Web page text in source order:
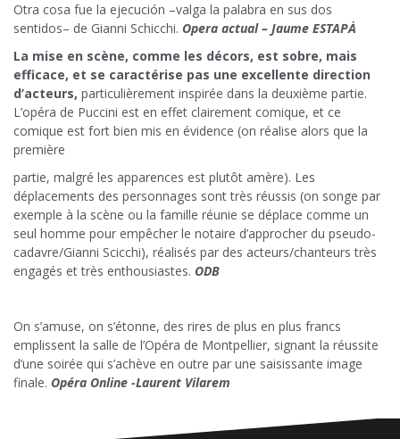
Otra cosa fue la ejecución –valga la palabra en sus dos
sentidos– de Gianni Schicchi. Opera actual – Jaume ESTAPÀ
La mise en scène, comme les décors, est sobre, mais
efficace, et se caractérise pas une excellente direction
d’acteurs, particulièrement inspirée dans la deuxième partie.
L’opéra de Puccini est en effet clairement comique, et ce
comique est fort bien mis en évidence (on réalise alors que la
première
partie, malgré les apparences est plutôt amère). Les
déplacements des personnages sont très réussis (on songe par
exemple à la scène ou la famille réunie se déplace comme un
seul homme pour empêcher le notaire d’approcher du pseudo-
cadavre/Gianni Scicchi), réalisés par des acteurs/chanteurs très
engagés et très enthousiastes. ODB
On s’amuse, on s’étonne, des rires de plus en plus francs
emplissent la salle de l’Opéra de Montpellier, signant la réussite
d’une soirée qui s’achève en outre par une saisissante image
finale. Opéra Online -Laurent Vilarem